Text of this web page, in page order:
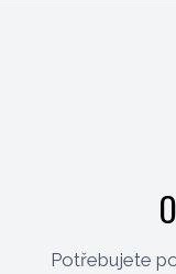
Potřebujete